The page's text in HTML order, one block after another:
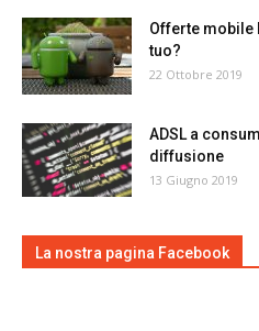
Offerte mobile
tuo?
22 Ottobre 2019
ADSL a
diffusione
13 Giugno 2019
La nostra pagina Facebook